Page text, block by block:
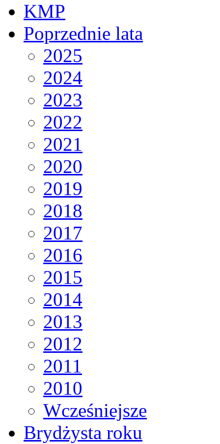
KMP
Poprzednie lata
2025
2024
2023
2022
2021
2020
2019
2018
2017
2016
2015
2014
2013
2012
2011
2010
Wcześniejsze
Brydżysta roku